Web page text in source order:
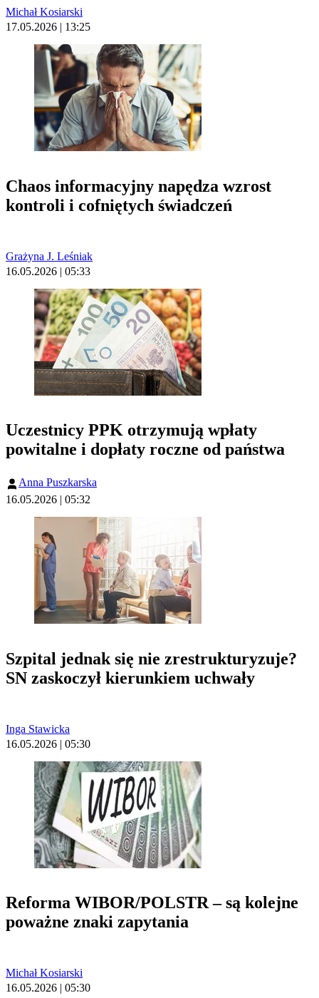
Michał Kosiarski
17.05.2026 | 13:25
Chaos informacyjny napędza wzrost
kontroli i cofniętych świadczeń
Grażyna J. Leśniak
16.05.2026 | 05:33
Uczestnicy PPK otrzymują wpłaty
powitalne i dopłaty roczne od państwa
Anna Puszkarska
16.05.2026 | 05:32
Szpital jednak się nie zrestrukturyzuje?
SN zaskoczył kierunkiem uchwały
Inga Stawicka
16.05.2026 | 05:30
Reforma WIBOR/POLSTR – są kolejne
poważne znaki zapytania
Michał Kosiarski
16.05.2026 | 05:30